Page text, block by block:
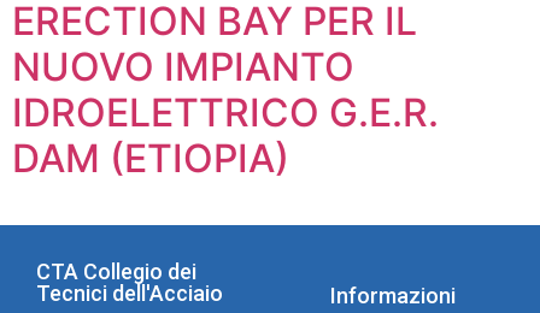
ERECTION BAY PER IL
NUOVO IMPIANTO
IDROELETTRICO G.E.R.
DAM (ETIOPIA)
CTA Collegio dei
Tecnici dell'Acciaio
Informazioni